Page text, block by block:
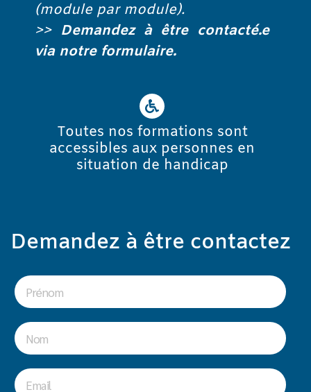
(module par module).
>> Demandez à être contacté.e
via notre formulaire.
Toutes nos formations sont
accessibles aux personnes en
situation de handicap
Demandez à être contactez